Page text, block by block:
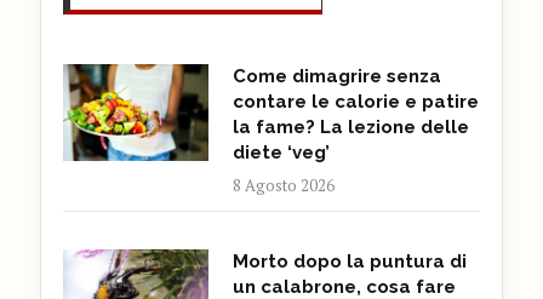
Come dimagrire senza
contare le calorie e patire
la fame? La lezione delle
diete ‘veg’
8 Agosto 2026
Morto dopo la puntura di
un calabrone, cosa fare